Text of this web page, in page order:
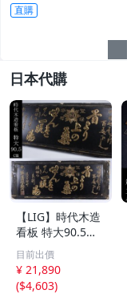
直購
日本代購
【LIG】時代木造
看板 特大90.5㎝
金彩 本舗 高田徳
左衛門 古美術品
2606.676
目前出價
¥ 21,890
($4,603)